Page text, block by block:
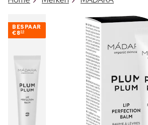
ITEM TOEGEVOEGD AAN
BESPAAR
€820